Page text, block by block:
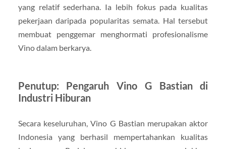
yang relatif sederhana. Ia lebih fokus pada kualitas
pekerjaan daripada popularitas semata. Hal tersebut
membuat penggemar menghormati profesionalisme
Vino dalam berkarya.
Penutup: Pengaruh Vino G Bastian di
Industri Hiburan
Secara keseluruhan,Vino G Bastian merupakan aktor
Indonesia yang berhasil mempertahankan kualitas